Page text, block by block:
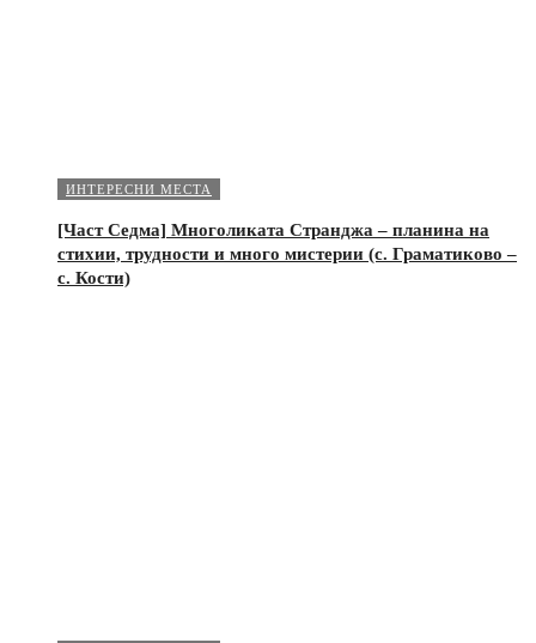
ИНТЕРЕСНИ МЕСТА
[Част Седма] Многоликата Странджа – планина на
стихии, трудности и много мистерии (с. Граматиково –
с. Кости)